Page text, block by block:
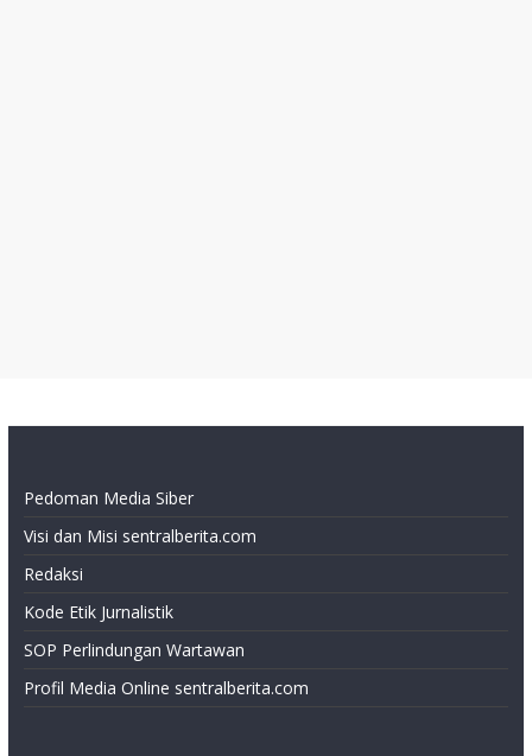
Pedoman Media Siber
Visi dan Misi sentralberita.com
Redaksi
Kode Etik Jurnalistik
SOP Perlindungan Wartawan
Profil Media Online sentralberita.com